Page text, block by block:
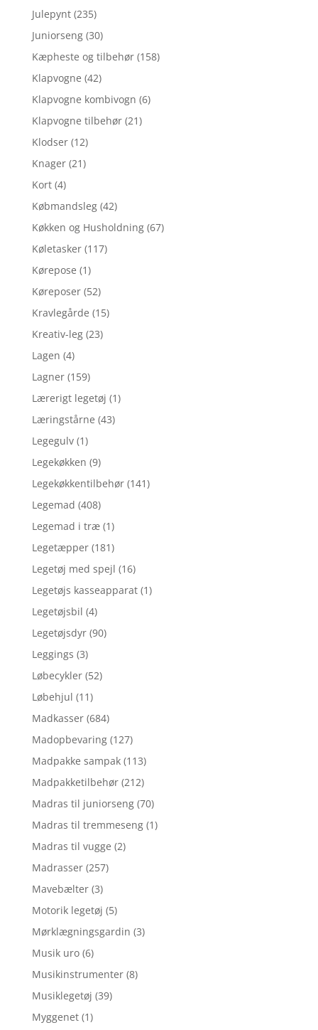
Julepynt (235)
Juniorseng (30)
Kæpheste og tilbehør (158)
Klapvogne (42)
Klapvogne kombivogn (6)
Klapvogne tilbehør (21)
Klodser (12)
Knager (21)
Kort (4)
Købmandsleg (42)
Køkken og Husholdning (67)
Køletasker (117)
Kørepose (1)
Køreposer (52)
Kravlegårde (15)
Kreativ-leg (23)
Lagen (4)
Lagner (159)
Lærerigt legetøj (1)
Læringstårne (43)
Legegulv (1)
Legekøkken (9)
Legekøkkentilbehør (141)
Legemad (408)
Legemad i træ (1)
Legetæpper (181)
Legetøj med spejl (16)
Legetøjs kasseapparat (1)
Legetøjsbil (4)
Legetøjsdyr (90)
Leggings (3)
Løbecykler (52)
Løbehjul (11)
Madkasser (684)
Madopbevaring (127)
Madpakke sampak (113)
Madpakketilbehør (212)
Madras til juniorseng (70)
Madras til tremmeseng (1)
Madras til vugge (2)
Madrasser (257)
Mavebælter (3)
Motorik legetøj (5)
Mørklægningsgardin (3)
Musik uro (6)
Musikinstrumenter (8)
Musiklegetøj (39)
Myggenet (1)